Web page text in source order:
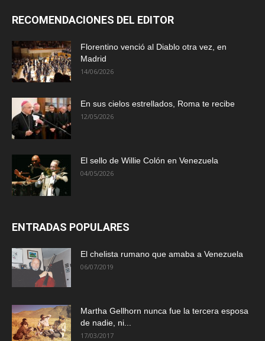
RECOMENDACIONES DEL EDITOR
Florentino venció al Diablo otra vez, en
Madrid
14/06/2026
En sus cielos estrellados, Roma te recibe
12/05/2026
El sello de Willie Colón en Venezuela
04/05/2026
ENTRADAS POPULARES
El chelista rumano que amaba a Venezuela
06/07/2019
Martha Gellhorn nunca fue la tercera esposa
de nadie, ni...
17/03/2017